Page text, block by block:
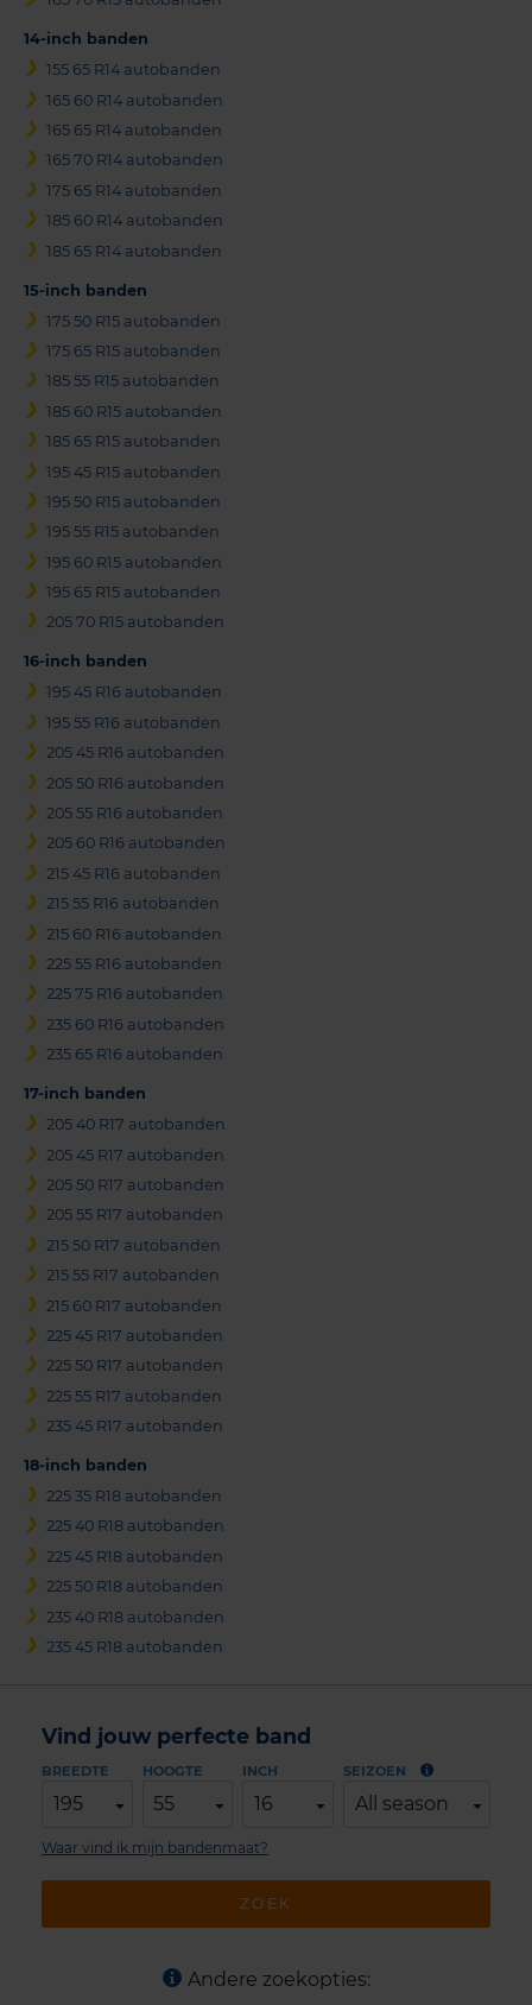
14-inch banden
155 65 R14 autobanden
165 60 R14 autobanden
165 65 R14 autobanden
165 70 R14 autobanden
175 65 R14 autobanden
185 60 R14 autobanden
185 65 R14 autobanden
15-inch banden
175 50 R15 autobanden
175 65 R15 autobanden
185 55 R15 autobanden
185 60 R15 autobanden
185 65 R15 autobanden
195 45 R15 autobanden
195 50 R15 autobanden
195 55 R15 autobanden
195 60 R15 autobanden
195 65 R15 autobanden
205 70 R15 autobanden
16-inch banden
195 45 R16 autobanden
195 55 R16 autobanden
205 45 R16 autobanden
205 50 R16 autobanden
205 55 R16 autobanden
205 60 R16 autobanden
215 45 R16 autobanden
215 55 R16 autobanden
215 60 R16 autobanden
225 55 R16 autobanden
225 75 R16 autobanden
235 60 R16 autobanden
235 65 R16 autobanden
17-inch banden
205 40 R17 autobanden
205 45 R17 autobanden
205 50 R17 autobanden
205 55 R17 autobanden
215 50 R17 autobanden
215 55 R17 autobanden
215 60 R17 autobanden
225 45 R17 autobanden
225 50 R17 autobanden
225 55 R17 autobanden
235 45 R17 autobanden
18-inch banden
225 35 R18 autobanden
225 40 R18 autobanden
225 45 R18 autobanden
225 50 R18 autobanden
235 40 R18 autobanden
235 45 R18 autobanden
Vind jouw perfecte band
BREEDTE
195
HOOGTE
55
INCH
16
SEIZOEN
All season
ZOEK
Waar vind ik mijn bandenmaat?
Andere zoekopties: